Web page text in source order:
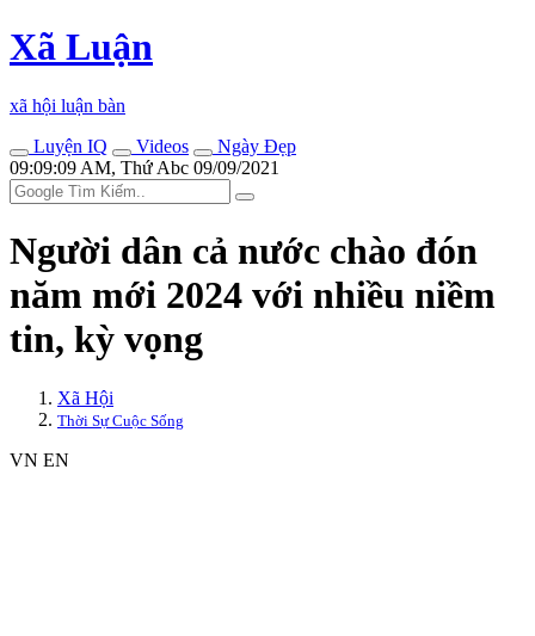
Xã Luận
xã hội luận bàn
Luyện IQ
Videos
Ngày Đẹp
09:09:09 AM, Thứ Abc 09/09/2021
Người dân cả nước chào đón
năm mới 2024 với nhiều niềm
tin, kỳ vọng
Xã Hội
Thời Sự Cuộc Sống
VN EN